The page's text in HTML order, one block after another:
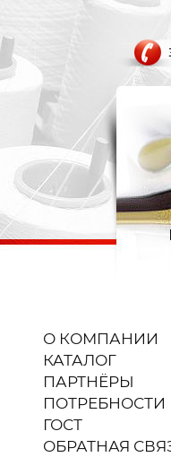
О КОМПАНИИ
КАТАЛОГ
ПАРТНЁРЫ
ПОТРЕБНОСТИ
ГОСТ
ОБРАТНАЯ